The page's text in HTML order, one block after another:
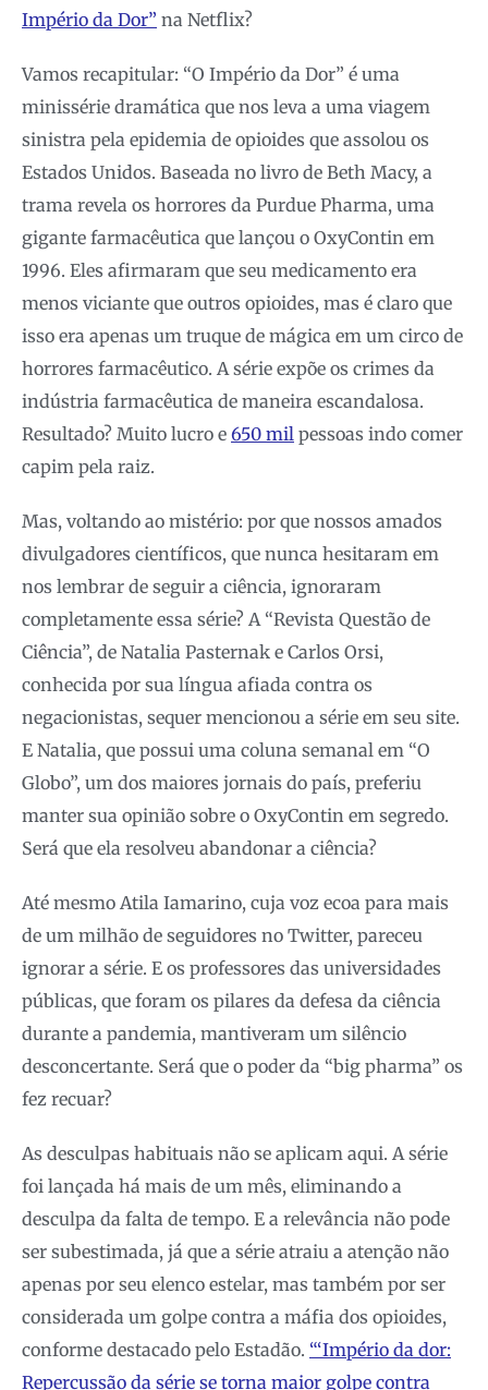
Império da Dor” na Netflix?
Vamos recapitular: “O Império da Dor” é uma
minissérie dramática que nos leva a uma viagem
sinistra pela epidemia de opioides que assolou os
Estados Unidos. Baseada no livro de Beth Macy, a
trama revela os horrores da Purdue Pharma, uma
gigante farmacêutica que lançou o OxyContin em
1996. Eles afirmaram que seu medicamento era
menos viciante que outros opioides, mas é claro que
isso era apenas um truque de mágica em um circo de
horrores farmacêutico. A série expõe os crimes da
indústria farmacêutica de maneira escandalosa.
Resultado? Muito lucro e 650 mil pessoas indo comer
capim pela raiz.
Mas, voltando ao mistério: por que nossos amados
divulgadores científicos, que nunca hesitaram em
nos lembrar de seguir a ciência, ignoraram
completamente essa série? A “Revista Questão de
Ciência”, de Natalia Pasternak e Carlos Orsi,
conhecida por sua língua afiada contra os
negacionistas, sequer mencionou a série em seu site.
E Natalia, que possui uma coluna semanal em “O
Globo”, um dos maiores jornais do país, preferiu
manter sua opinião sobre o OxyContin em segredo.
Será que ela resolveu abandonar a ciência?
Até mesmo Atila Iamarino, cuja voz ecoa para mais
de um milhão de seguidores no Twitter, pareceu
ignorar a série. E os professores das universidades
públicas, que foram os pilares da defesa da ciência
durante a pandemia, mantiveram um silêncio
desconcertante. Será que o poder da “big pharma” os
fez recuar?
As desculpas habituais não se aplicam aqui. A série
foi lançada há mais de um mês, eliminando a
desculpa da falta de tempo. E a relevância não pode
ser subestimada, já que a série atraiu a atenção não
apenas por seu elenco estelar, mas também por ser
considerada um golpe contra a máfia dos opioides,
conforme destacado pelo Estadão. “‘Império da dor:
Repercussão da série se torna maior golpe contra